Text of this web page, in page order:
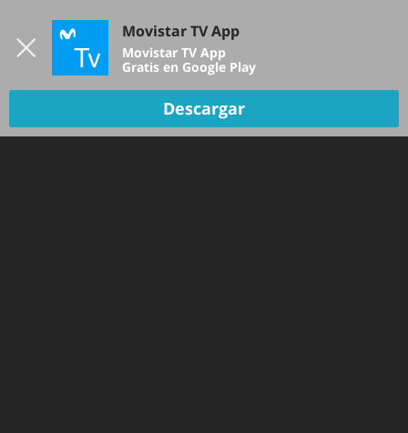
Movistar TV App
Movistar TV App
Gratis en Google Play
Descargar